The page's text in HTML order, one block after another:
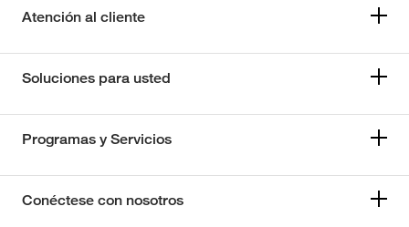
Atención al cliente
Soluciones para usted
Programas y Servicios
Conéctese con nosotros